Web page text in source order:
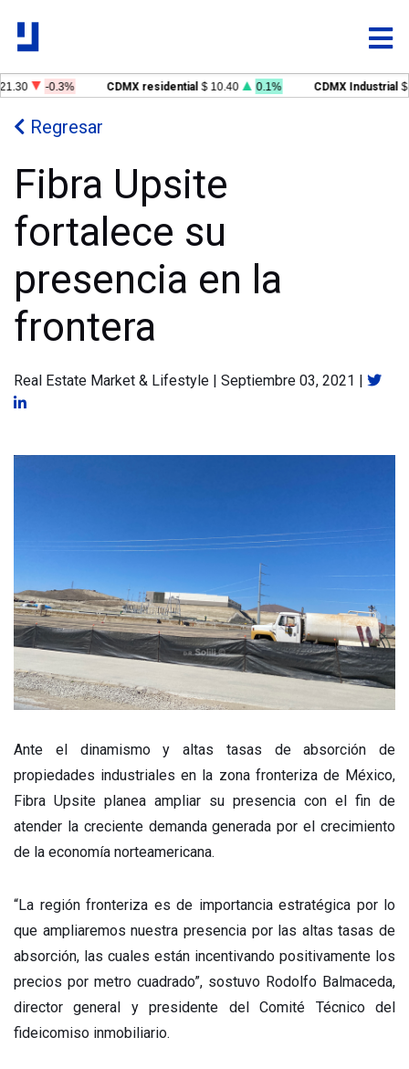
-0.3% CDMX residential $ 10.40 0.1% CDMX Industrial $
Regresar
Fibra Upsite
fortalece su
presencia en la
frontera
Real Estate Market & Lifestyle | Septiembre 03, 2021 |
Ante el dinamismo y altas tasas de absorción de
propiedades industriales en la zona fronteriza de México,
Fibra Upsite planea ampliar su presencia con el fin de
atender la creciente demanda generada por el crecimiento
de la economía norteamericana.
“La región fronteriza es de importancia estratégica por lo
que ampliaremos nuestra presencia por las altas tasas de
absorción, las cuales están incentivando positivamente los
precios por metro cuadrado”, sostuvo Rodolfo Balmaceda,
director general y presidente del Comité Técnico del
fideicomiso inmobiliario.